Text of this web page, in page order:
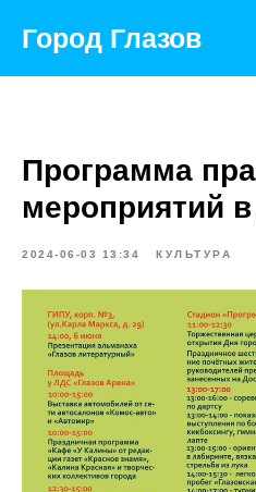
Город Глазов
Программа
мероприятий
2024-06-03 13:34 КУЛЬТУРА